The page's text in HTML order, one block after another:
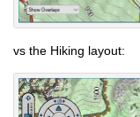
vs the Hiking layout: